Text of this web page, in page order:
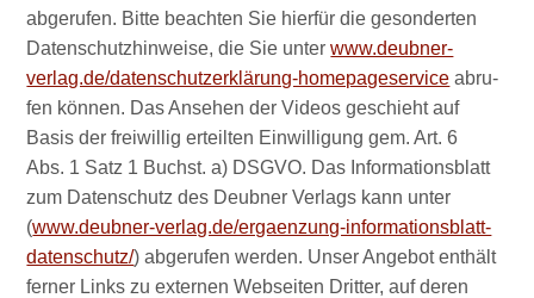
abge­ru­fen. Bit­te beach­ten Sie hier­für die geson­der­ten
Daten­schutz­hin­wei­se, die Sie unterwww.deubner-
verlag.de/datenschutzerklärung-homepageservice abru­
fen kön­nen. Das Anse­hen der Vide­os geschieht auf
Basis der frei­wil­lig erteil­ten Ein­wil­li­gung gem. Art. 6
Abs. 1 Satz 1 Buchst. a) DSGVO. Das Infor­ma­ti­ons­blatt
zum Daten­schutz des Deub­ner Ver­lags kann unter
(www.deubner-verlag.de/ergaenzung-informationsblatt-
datenschutz/) abge­ru­fen wer­den. Unser Ange­bot ent­hält
fer­ner Links zu exter­nen Web­sei­ten Drit­ter, auf deren